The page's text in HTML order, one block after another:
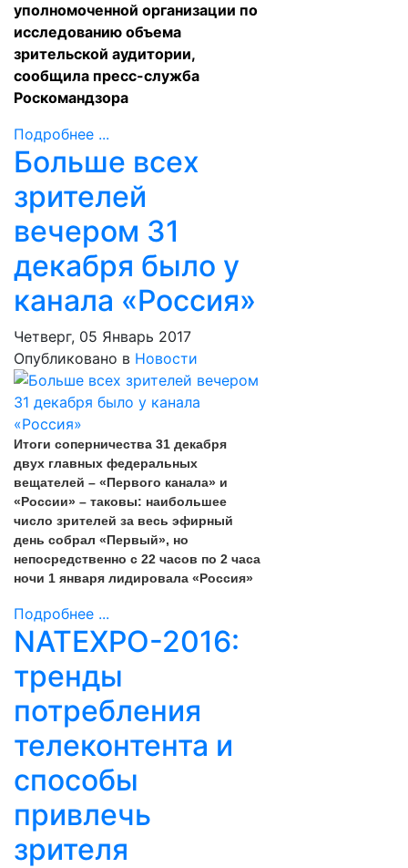
уполномоченной организации по
исследованию объема
зрительской аудитории,
сообщила пресс-служба
Роскомандзора
Подробнее ...
Больше всех
зрителей
вечером 31
декабря было у
канала «Россия»
Четверг, 05 Январь 2017
Опубликовано в Новости
Итоги соперничества 31 декабря
двух главных федеральных
вещателей – «Первого канала» и
«России» – таковы: наибольшее
число зрителей за весь эфирный
день собрал «Первый», но
непосредственно с 22 часов по 2 часа
ночи 1 января лидировала «Россия»
Подробнее ...
NATEXPO-2016:
тренды
потребления
телеконтента и
способы
привлечь
зрителя